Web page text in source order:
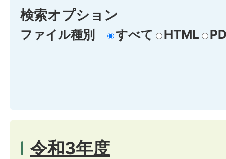
検索オプション
ファイル種別 すべて HTML
令和3年度